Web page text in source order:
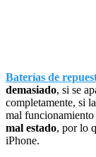
Baterías de
demasiado, si se
completamente, si la
mal
mal estado, por lo
iPhone.